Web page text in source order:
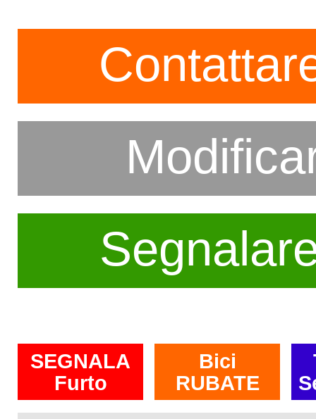
SEGNALA
Furto
Bici
RUBATE